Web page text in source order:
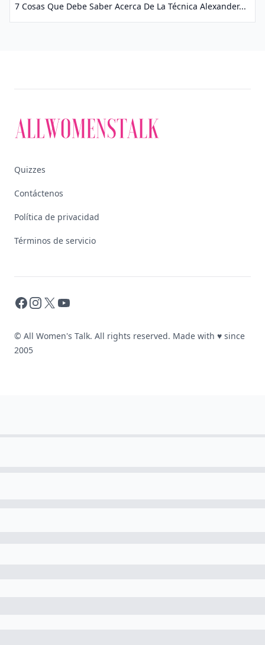
7 Cosas Que Debe Saber Acerca De La Técnica Alexander...
Quizzes
Contáctenos
Política de privacidad
Términos de servicio
Facebook
Instagram
X YouTube
© All Women's Talk. All rights reserved. Made with ♥ since
2005